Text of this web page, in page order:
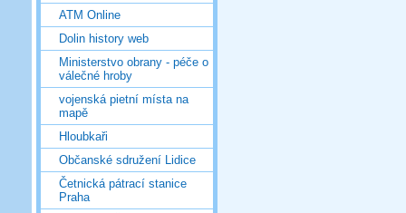
ATM Online
Dolin history web
Ministerstvo obrany - péče o
válečné hroby
vojenská pietní místa na
mapě
Hloubkaři
Občanské sdružení Lidice
Četnická pátrací stanice
Praha